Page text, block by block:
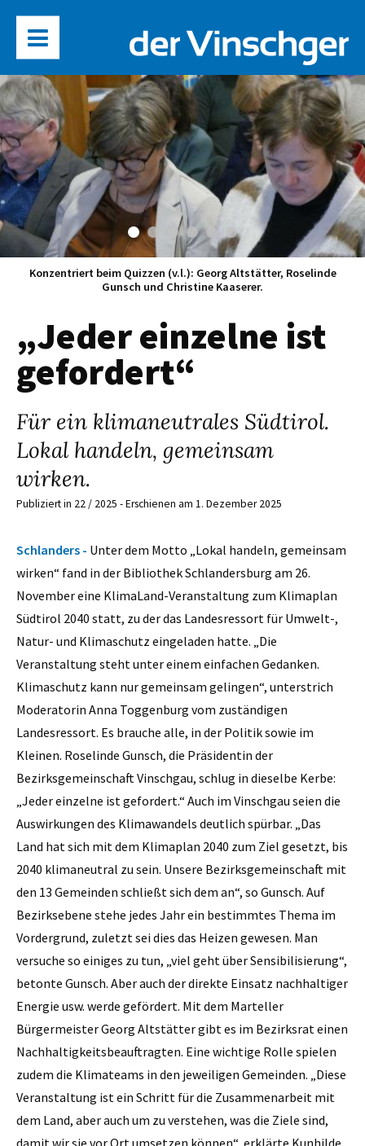
Konzentriert beim Quizzen (v.l.): Georg Altstätter, Roselinde
Gunsch und Christine Kaaserer.
„Jeder einzelne ist
gefordert“
Für ein klimaneutrales Südtirol.
Lokal handeln, gemeinsam
wirken.
Publiziert in 22 / 2025 - Erschienen am 1. Dezember 2025
Schlanders - Unter dem Motto „Lokal handeln, gemeinsam
wirken“ fand in der Bibliothek Schlandersburg am 26.
November eine KlimaLand-Veranstaltung zum Klimaplan
Südtirol 2040 statt, zu der das Landesressort für Umwelt-,
Natur- und Klimaschutz eingeladen hatte. „Die
Veranstaltung steht unter einem einfachen Gedanken.
Klimaschutz kann nur gemeinsam gelingen“, unterstrich
Moderatorin Anna Toggenburg vom zuständigen
Landesressort. Es brauche alle, in der Politik sowie im
Kleinen. Roselinde Gunsch, die Präsidentin der
Bezirksgemeinschaft Vinschgau, schlug in dieselbe Kerbe:
„Jeder einzelne ist gefordert.“ Auch im Vinschgau seien die
Auswirkungen des Klimawandels deutlich spürbar. „Das
Land hat sich mit dem Klimaplan 2040 zum Ziel gesetzt, bis
2040 klimaneutral zu sein. Unsere Bezirksgemeinschaft mit
den 13 Gemeinden schließt sich dem an“, so Gunsch. Auf
Bezirksebene stehe jedes Jahr ein bestimmtes Thema im
Vordergrund, zuletzt sei dies das Heizen gewesen. Man
versuche so einiges zu tun, „viel geht über Sensibilisierung“,
betonte Gunsch. Aber auch der direkte Einsatz nachhaltiger
Energie usw. werde gefördert. Mit dem Marteller
Bürgermeister Georg Altstätter gibt es im Bezirksrat einen
Nachhaltigkeitsbeauftragten. Eine wichtige Rolle spielen
zudem die Klimateams in den jeweiligen Gemeinden. „Diese
Veranstaltung ist ein Schritt für die Zusammenarbeit mit
dem Land, aber auch um zu verstehen, was die Ziele sind,
damit wir sie vor Ort umsetzen können“, erklärte Kunhilde